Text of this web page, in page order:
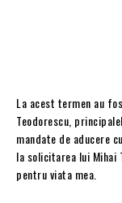
La acest termen au
Teodorescu,
mandate de aducere
la solicitarea lui Mihai
pentru viata mea.